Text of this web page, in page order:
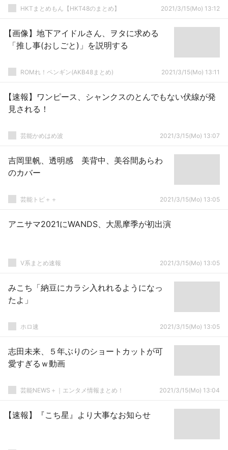
HKTまとめもん【HKT48のまとめ】 2021/3/15(Mo) 13:12
【画像】地下アイドルさん、ヲタに求める
「推し事(おしごと)」を説明する
ROMれ！ペンギン(AKB48まとめ) 2021/3/15(Mo) 13:11
【速報】ワンピース、シャンクスのとんでもない伏線が発
見される！
芸能かめはめ波 2021/3/15(Mo) 13:07
吉岡里帆、透明感 美背中、美谷間あらわ
のカバー
芸能トピ＋＋ 2021/3/15(Mo) 13:05
アニサマ2021にWANDS、大黒摩季が初出演
V系まとめ速報 2021/3/15(Mo) 13:05
みこち「納豆にカラシ入れれるようになっ
たよ」
ホロ速 2021/3/15(Mo) 13:05
志田未来、５年ぶりのショートカットが可
愛すぎるｗ動画
芸能NEWS＋｜エンタメ情報まとめ！ 2021/3/15(Mo) 13:04
【速報】『こち星』より大事なお知らせ